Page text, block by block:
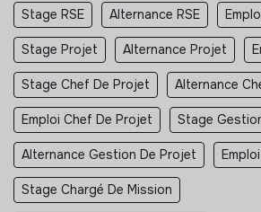
Stage RSE Alternance RSE
Stage Projet Alternance Projet
Stage Chef De Projet Alternance
Emploi Chef De Projet Stage
Alternance Gestion De Projet
Stage Chargé De Mission